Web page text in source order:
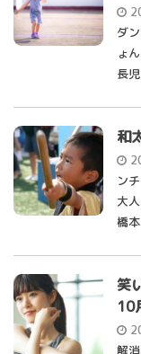
ダ
ょん
長児
和
ン
大
橋
笑
10
解消